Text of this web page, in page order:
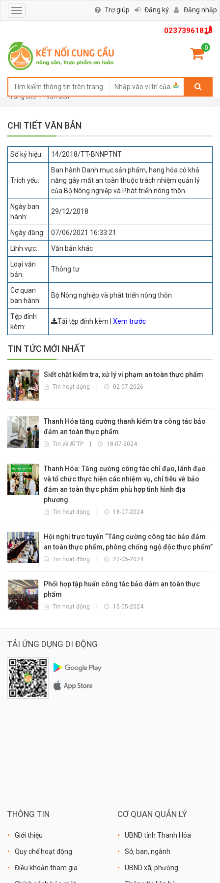
02373961818
0
Toggle
navigation
Trợ giúp Đăng ký Đăng nhập
Trang chủ Văn bản
CHI TIẾT VĂN BẢN
Số ký hiệu: 14/2018/TT-BNNPTNT
Trích yếu:
Ban hành Danh mục sản phẩm, hang hóa có khả
năng gây mất an toàn thuộc trách nhiệm quản lý
của Bộ Nông nghiệp và Phát triển nông thôn
Ngày ban
hành:
29/12/2018
Ngày đăng:
07/06/2021 16:33:21
Lĩnh vực:
Văn bản khác
Loại văn
bản:
Thông tư
Cơ quan
ban hành:
Bộ Nông nghiệp và phát triển nông thôn
Tệp đính
kèm:
Tải tệp đính kèm Xem trước
TIN TỨC MỚI NHẤT
Siết chặt kiểm tra, xử lý vi phạm an toàn thực phẩm
Tin hoạt động 02-07-2026
Thanh Hóa tăng cường thanh kiểm tra công tác bảo
đảm an toàn thực phẩm
Tin về ATTP 18-07-2024
Thanh Hóa: Tăng cường công tác chỉ đạo, lãnh đạo
và tổ chức thực hiện các nhiệm vụ, chỉ tiêu về bảo
đảm an toàn thực phẩm phù hợp tình hình địa
phương.
Tin hoạt động 18-07-2024
Hội nghị trực tuyến “Tăng cường công tác bảo đảm
an toàn thực phẩm, phòng chống ngộ độc thực phẩm”
Tin hoạt động 27-05-2024
Phối hợp tập huấn công tác bảo đảm an toàn thực
phẩm
Tin hoạt động 15-05-2024
TẢI ỨNG DỤNG DI ĐỘNG
THÔNG TIN
Giới thiệu
Quy chế hoạt động
Điều khoản tham gia
CƠ QUAN QUẢN LÝ
UBND tỉnh Thanh Hóa
Sở, ban, ngành
UBND xã, phường